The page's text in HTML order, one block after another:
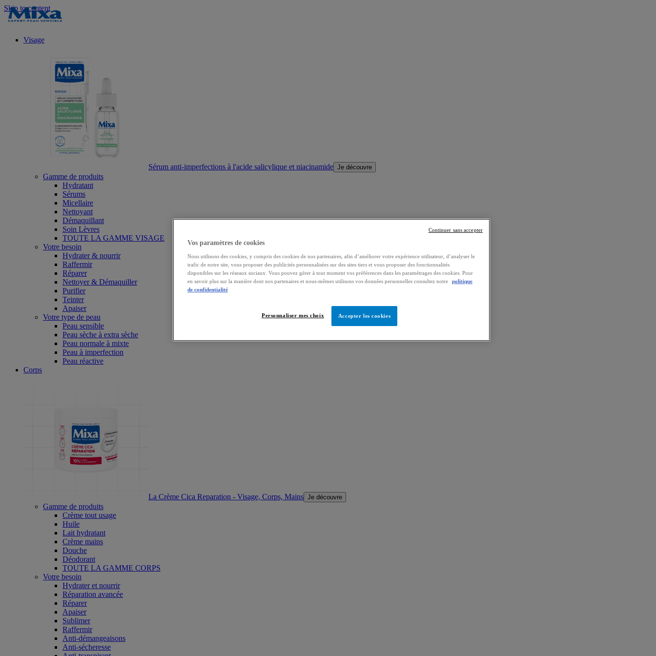
Skip to content
Visage
Sérum anti-imperfections à l'acide salicylique et niacinamide Je découvre
Gamme de produits
Hydratant
Sérums
Micellaire
Nettoyant
Démaquillant
Soin Lèvres
TOUTE LA GAMME VISAGE
Votre besoin
Hydrater & nourrir
Raffermir
Réparer
Nettoyer & Démaquiller
Purifier
Teinter
Apaiser
Votre type de peau
Peau sensible
Peau sèche à extra sèche
Peau normale à mixte
Peau à imperfection
Peau réactive
Corps
La Crème Cica Reparation - Visage, Corps, Mains Je découvre
Gamme de produits
Crème tout usage
Huile
Lait hydratant
Crème mains
Douche
Déodorant
TOUTE LA GAMME CORPS
Votre besoin
Hydrater et nourrir
Réparation avancée
Réparer
Apaiser
Sublimer
Raffermir
Anti-démangeaisons
Anti-sécheresse
Vos paramètres de cookies
Nous utilisons des cookies, y compris des cookies de nos partenaires, afin d’améliorer votre expérience utilisateur, d’analyser le
trafic de notre site, vous proposer des publicités personnalisées sur des sites tiers et vous proposer des fonctionnalités
disponibles sur les réseaux sociaux. Vous pouvez gérer à tout moment vos préférences dans les paramétrages des cookies. Pour
en savoir plus sur la manière dont nos partenaires et nous-mêmes utilisons vos données personnelles consultez notre
politique
de confidentialité
Accepter les cookies
Personnaliser mes choix
Continuer sans accepter